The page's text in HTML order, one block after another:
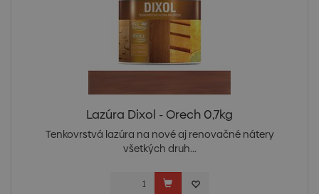
Lazúra Dixol - Orech 0,7kg
Tenkovrstvá lazúra na nové aj renovačné nátery
všetkých druh...